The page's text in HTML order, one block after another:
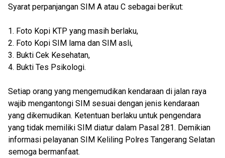
Syarat perpanjangan SIM A atau C sebagai berikut:
1. Foto Kopi KTP yang masih berlaku,
2. Foto Kopi SIM lama dan SIM asli,
3. Bukti Cek Kesehatan,
4. Bukti Tes Psikologi.
Setiap orang yang mengemudikan kendaraan di jalan raya
wajib mengantongi SIM sesuai dengan jenis kendaraan
yang dikemudikan. Ketentuan berlaku untuk pengendara
yang tidak memiliki SIM diatur dalam Pasal 281. Demikian
informasi pelayanan SIM Keliling Polres Tangerang Selatan
semoga bermanfaat.